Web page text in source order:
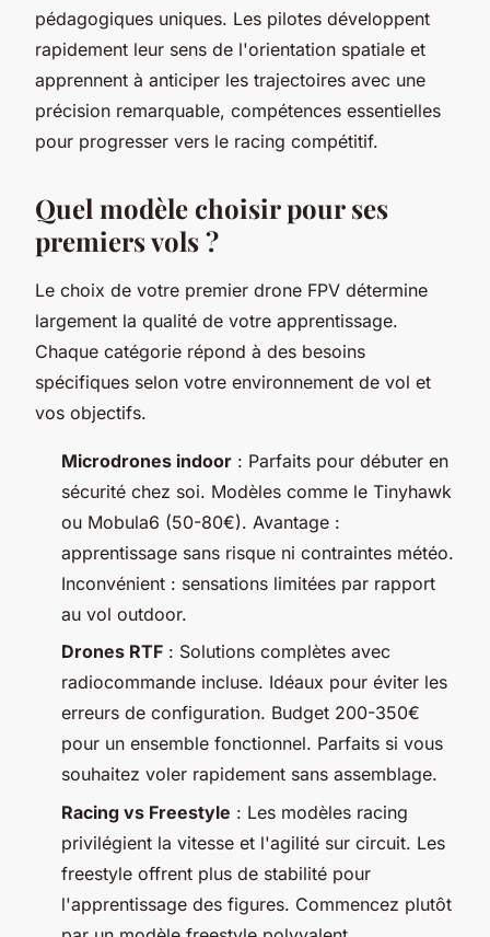
pédagogiques uniques. Les pilotes développent
rapidement leur sens de l'orientation spatiale et
apprennent à anticiper les trajectoires avec une
précision remarquable, compétences essentielles
pour progresser vers le racing compétitif.
Quel modèle choisir pour ses
premiers vols ?
Le choix de votre premier drone FPV détermine
largement la qualité de votre apprentissage.
Chaque catégorie répond à des besoins
spécifiques selon votre environnement de vol et
vos objectifs.
Microdrones indoor : Parfaits pour débuter en
sécurité chez soi. Modèles comme le Tinyhawk
ou Mobula6 (50-80€). Avantage :
apprentissage sans risque ni contraintes météo.
Inconvénient : sensations limitées par rapport
au vol outdoor.
Drones RTF : Solutions complètes avec
radiocommande incluse. Idéaux pour éviter les
erreurs de configuration. Budget 200-350€
pour un ensemble fonctionnel. Parfaits si vous
souhaitez voler rapidement sans assemblage.
Racing vs Freestyle : Les modèles racing
privilégient la vitesse et l'agilité sur circuit. Les
freestyle offrent plus de stabilité pour
l'apprentissage des figures. Commencez plutôt